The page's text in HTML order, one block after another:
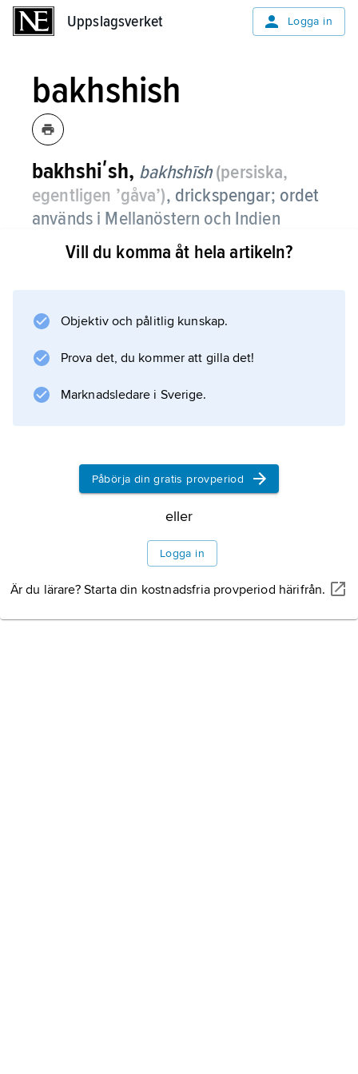
Uppslagsverket Logga in
bakhshish
bakhshiʹsh, bakhshīsh (persiska,
egentligen ’gåva’), drickspengar; ordet
används i Mellanöstern och Indien
också i betydelsen allmosor eller mutor.
Vill du komma åt hela artikeln?
Objektiv och pålitlig kunskap.
Prova det, du kommer att gilla det!
Marknadsledare i Sverige.
Påbörja din gratis provperiod
eller
Logga in
Är du lärare? Starta din kostnadsfria provperiod härifrån.